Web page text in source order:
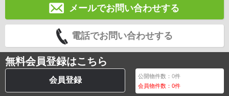
メールでお問い合わせする
電話でお問い合わせする
無料会員登録はこちら
会員登録 公開物件数：0件
会員物件数：0件